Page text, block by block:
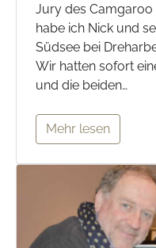
Jury des Camgaroo
habe ich Nick und
Südsee bei
Wir hatten sofort
und die beiden…
Mehr lesen